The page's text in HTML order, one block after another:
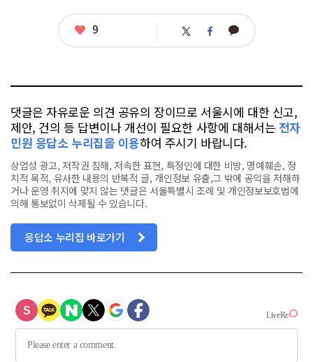
좋
9 트 페 카
댓글은 자유로운 의견 공유의 장이므로 서울시에 대한 신고,
제안, 건의 등 답변이나 개선이 필요한 사항에 대해서는 전자
민원 응답소 누리집을 이용하여 주시기 바랍니다.
상업성 광고, 저작권 침해, 저속한 표현, 특정인에 대한 비방, 명예훼손, 정
치적 목적, 유사한 내용의 반복적 글, 개인정보 유출,그 밖에 공익을 저해하
거나 운영 취지에 맞지 않는 댓글은 서울특별시 조례 및 개인정보보호법에
의해 통보없이 삭제될 수 있습니다.
응답소 누리집 바로가기